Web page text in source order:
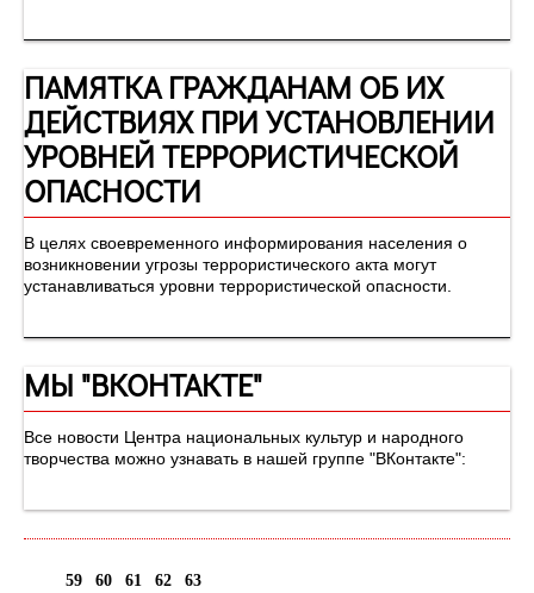
ПАМЯТКА ГРАЖДАНАМ ОБ ИХ
ДЕЙСТВИЯХ ПРИ УСТАНОВЛЕНИИ
УРОВНЕЙ ТЕРРОРИСТИЧЕСКОЙ
ОПАСНОСТИ
В целях своевременного информирования населения о
возникновении угрозы террористического акта могут
устанавливаться уровни террористической опасности.
МЫ "ВКОНТАКТЕ"
Все новости Центра национальных культур и народного
творчества можно узнавать в нашей группе "ВКонтакте":
59 60 61 62 63